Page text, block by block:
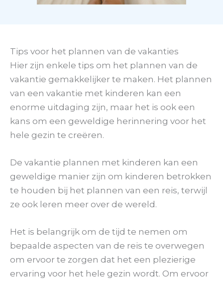
Tips voor het plannen van de vakanties
Hier zijn enkele tips om het plannen van de
vakantie gemakkelijker te maken. Het plannen
van een vakantie met kinderen kan een
enorme uitdaging zijn, maar het is ook een
kans om een geweldige herinnering voor het
hele gezin te creëren.
De vakantie plannen met kinderen kan een
geweldige manier zijn om kinderen betrokken
te houden bij het plannen van een reis, terwijl
ze ook leren meer over de wereld.
Het is belangrijk om de tijd te nemen om
bepaalde aspecten van de reis te overwegen
om ervoor te zorgen dat het een plezierige
ervaring voor het hele gezin wordt. Om ervoor